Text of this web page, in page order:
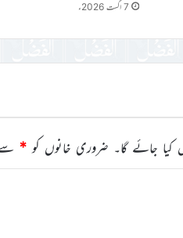
7 اگست 2026ء
جائے گا۔ ضروری خانوں کو *